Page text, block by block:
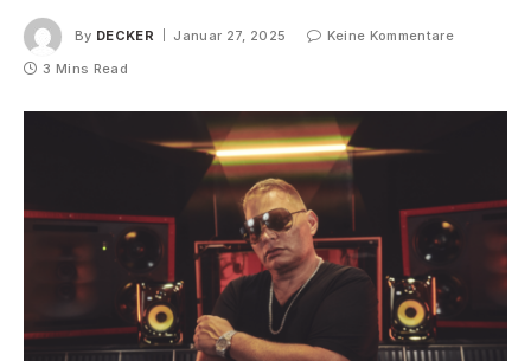
By DECKER Januar 27, 2025
Keine Kommentare
3 Mins Read